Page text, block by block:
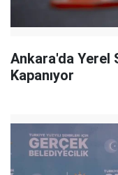
Ankara'da Yerel
Kapanıyor